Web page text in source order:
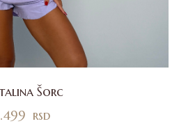
Šorc
rsd